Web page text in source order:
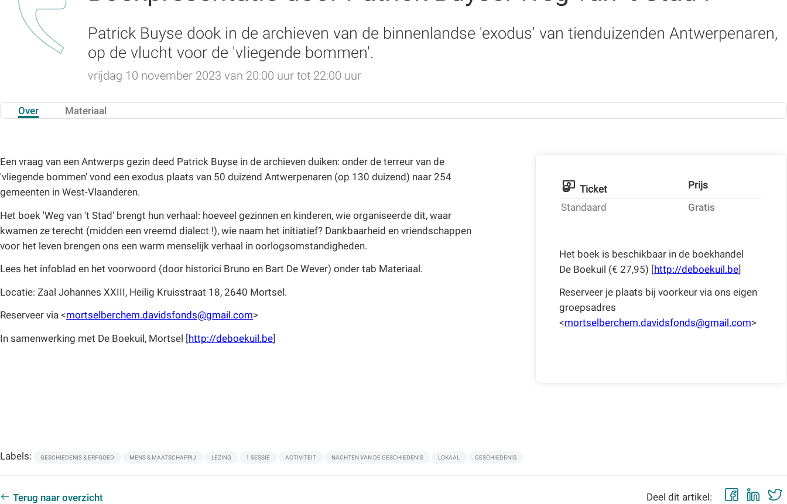
Patrick Buyse dook in de archieven van de binnenlandse 'exodus' van tienduizenden Antwerpenaren,
op de vlucht voor de 'vliegende bommen'.
vrijdag 10 november 2023 van 20:00 uur tot 22:00 uur
Over Materiaal
Een vraag van een Antwerps gezin deed Patrick Buyse in de archieven duiken: onder de terreur van de
'vliegende bommen' vond een exodus plaats van 50 duizend Antwerpenaren (op 130 duizend) naar 254
gemeenten in West-Vlaanderen.
Het boek 'Weg van 't Stad' brengt hun verhaal: hoeveel gezinnen en kinderen, wie organiseerde dit, waar
kwamen ze terecht (midden een vreemd dialect !), wie naam het initiatief? Dankbaarheid en vriendschappen
voor het leven brengen ons een warm menselijk verhaal in oorlogsomstandigheden.
Lees het infoblad en het voorwoord (door historici Bruno en Bart De Wever) onder tab Materiaal.
Locatie: Zaal Johannes XXIII, Heilig Kruisstraat 18, 2640 Mortsel.
Reserveer via <mortselberchem.davidsfonds@gmail.com>
In samenwerking met De Boekuil, Mortsel [http://deboekuil.be]
Ticket
Prijs
Standaard
Gratis
Het boek is beschikbaar in de boekhandel
De Boekuil (€ 27,95) [http://deboekuil.be]
Reserveer je plaats bij voorkeur via ons eigen
groepsadres
<mortselberchem.davidsfonds@gmail.com>
Labels: GESCHIEDENIS & ERFGOED MENS & MAATSCHAPPIJ LEZING 1 SESSIE ACTIVITEIT NACHTEN VAN DE GESCHIEDENIS LOKAAL GESCHIEDENIS
Terug naar overzicht Deel dit artikel: